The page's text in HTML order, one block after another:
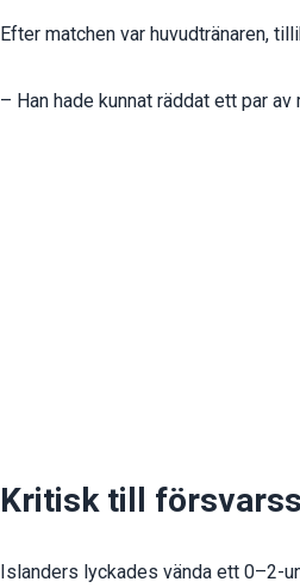
Efter matchen var huvudtränaren,
– Han hade kunnat räddat ett par
Kritisk till
Islanders lyckades vända ett 0–2-